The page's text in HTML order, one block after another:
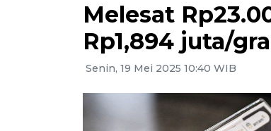
Melesat
Rp1,894 juta/
Senin, 19 Mei 2025 10:40 WIB